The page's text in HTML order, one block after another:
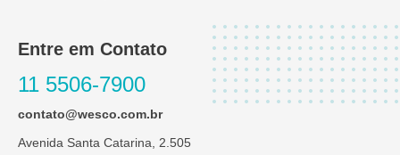
Entre em Contato
11 5506-7900
contato@wesco.com.br
Avenida Santa Catarina, 2.505